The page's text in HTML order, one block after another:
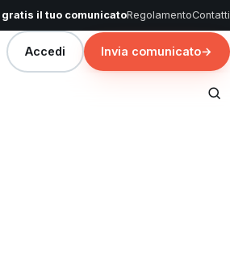
il tuo comunicatoRegolamentoContatti
Accedi Invia comunicato→